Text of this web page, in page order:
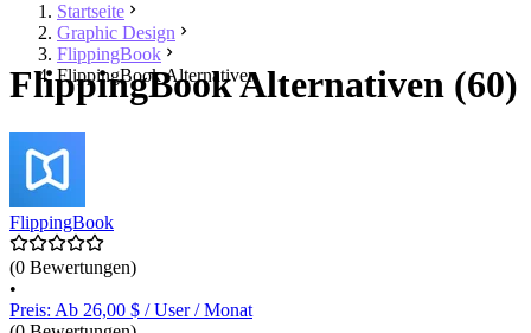
Startseite
Graphic Design
FlippingBook
FlippingBook Alternativen
FlippingBook Alternativen (60)
FlippingBook
(0 Bewertungen)
•
Preis: Ab 26,00 $ / User / Monat